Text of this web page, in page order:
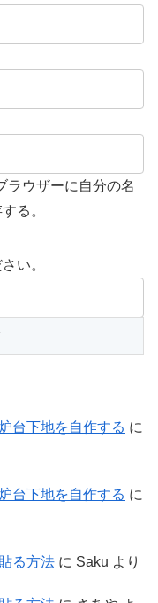
ラウザーに自分の名
る。
い。
台下地を自作する に
台下地を自作する に
る方法 に Saku より